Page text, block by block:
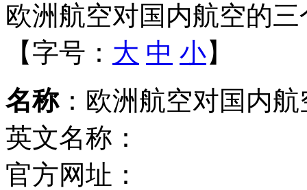
欧洲航空对国内航空的三
【字号： 大 中 小】
名称：欧洲航空对国内
英文名称：
官方网址：